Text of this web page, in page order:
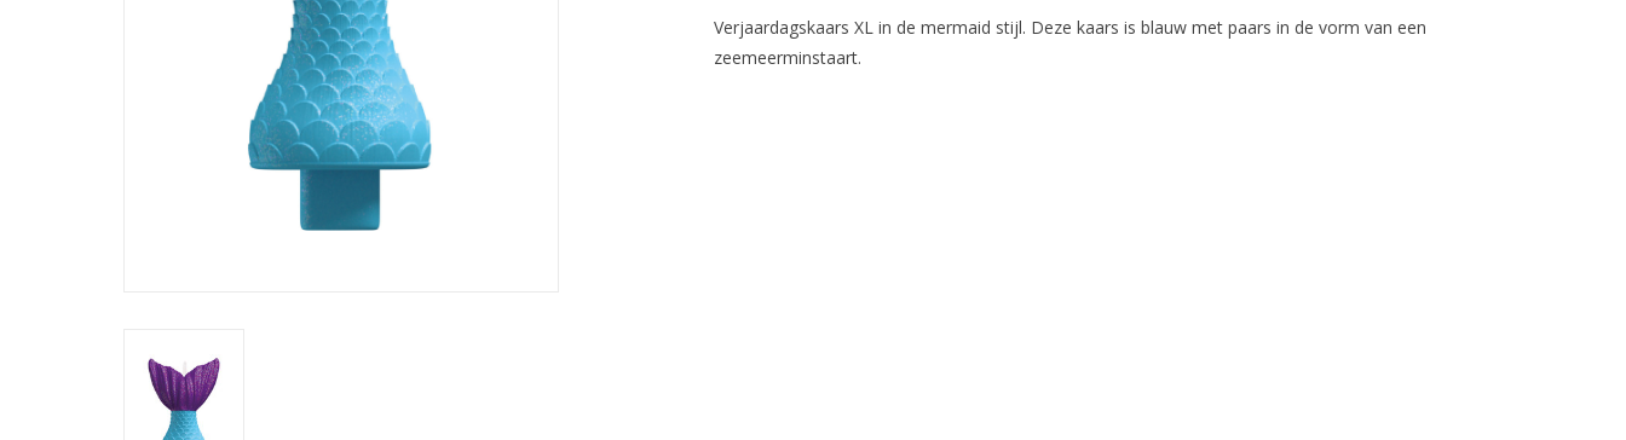
Verjaardagskaars XL in de mermaid stijl. Deze kaars is blauw met paars in de vorm van een
zeemeerminstaart.